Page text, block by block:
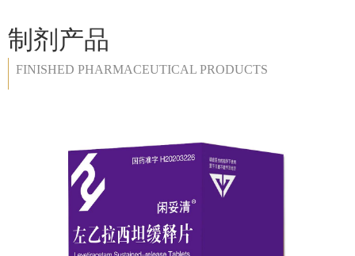
制剂产品
FINISHED PHARMACEUTICAL PRODUCTS